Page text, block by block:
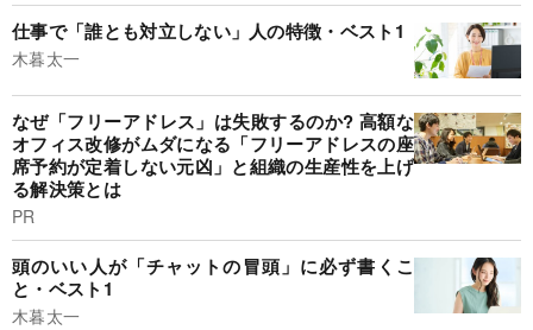
仕事で「誰とも対立しない」人の特徴・ベスト1
木暮太一
なぜ「フリーアドレス」は失敗するのか? 高額な
オフィス改修がムダになる「フリーアドレスの座
席予約が定着しない元凶」と組織の生産性を上げ
る解決策とは
PR
頭のいい人が「チャットの冒頭」に必ず書くこ
と・ベスト1
木暮太一